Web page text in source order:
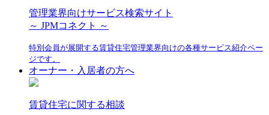
管理業界向けサービス検索サイト
～ JPMコネクト ～
特別会員が展開する賃貸住宅管理業界向けの各種サービス紹介ペー
ジです。
オーナー・入居者の方へ
賃貸住宅に関する相談